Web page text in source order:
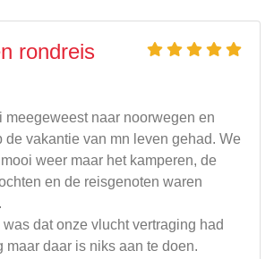
rondreis
meegeweest naar noorwegen en
de vakantie van mn leven gehad. We
weer maar het kamperen, de
en de reisgenoten waren
dat onze vlucht vertraging had
maar daar is niks aan te doen.